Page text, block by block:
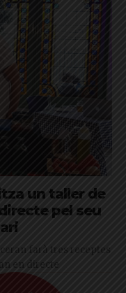
un taller de
pel seu
farà tres receptes
en directe